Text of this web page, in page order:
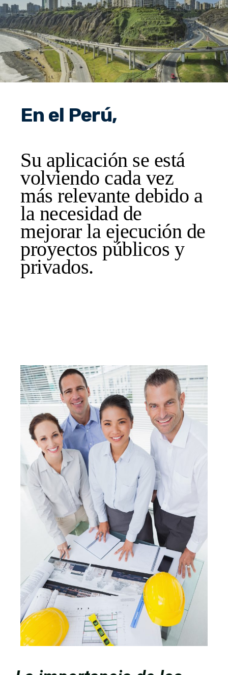
En el Perú,
Su aplicación se está
volviendo cada vez
más relevante debido a
la necesidad de
mejorar la ejecución de
proyectos públicos y
privados.